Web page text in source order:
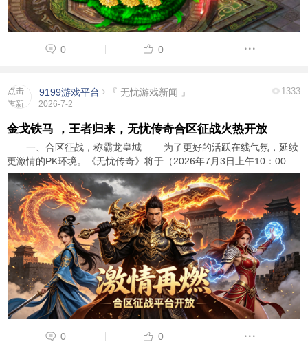
0 0
点击
重新
9199游戏平台 『 无忧游戏新闻 』
2026-7-2
1333
金戈铁马 ，王者归来，无忧传奇合区征战火热开放
一、合区征战，称霸龙皇城 为了更好的活跃在线气氛，延续
更激情的PK环境。《无忧传奇》将于（2026年7月3日上午10：00）
对部分大区进行合区操作，预计需要1小时。如果在预定时间内无法完
成，开区时间将根据实际情况顺延。请各位 ...
0 0